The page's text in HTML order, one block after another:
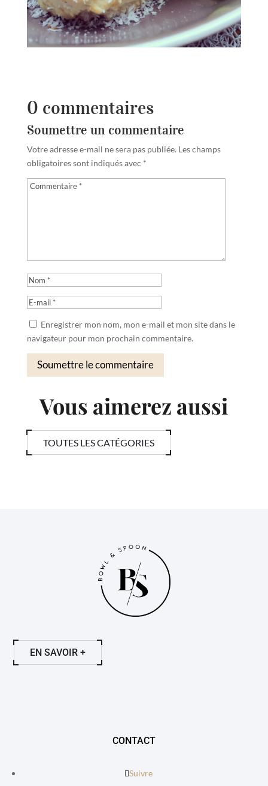
0 commentaires
Soumettre un commentaire
Votre adresse e-mail ne sera pas publiée. Les champs
obligatoires sont indiqués avec *
Enregistrer mon nom, mon e-mail et mon site dans le
navigateur pour mon prochain commentaire.
Soumettre le commentaire
Vous aimerez aussi
TOUTES LES CATÉGORIES
EN SAVOIR +
CONTACT
Suivre